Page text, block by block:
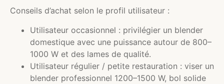
Conseils d’achat selon le profil utilisateur :
Utilisateur occasionnel : privilégier un blender
domestique avec une puissance autour de 800–
1000 W et des lames de qualité.
Utilisateur régulier / petite restauration : viser un
blender professionnel 1200–1500 W, bol solide